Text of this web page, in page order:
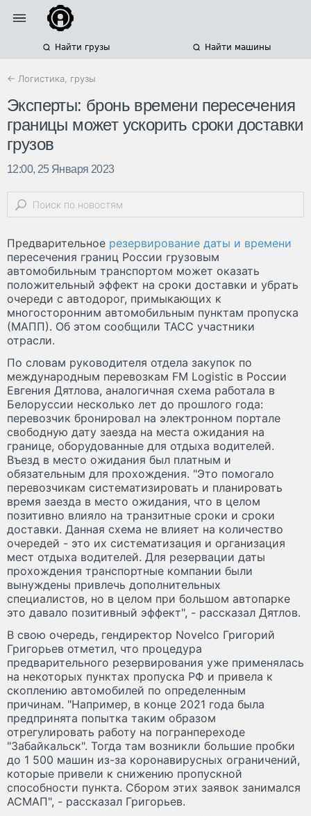
Найти грузы Найти машины
← Логистика, грузы
Эксперты: бронь времени пересечения
границы может ускорить сроки доставки
грузов
12:00, 25 Января 2023
Предварительное резервирование даты и времени
пересечения границ России грузовым
автомобильным транспортом может оказать
положительный эффект на сроки доставки и убрать
очереди с автодорог, примыкающих к
многосторонним автомобильным пунктам пропуска
(МАПП). Об этом сообщили ТАСС участники
отрасли.
По словам руководителя отдела закупок по
международным перевозкам FM Logistic в России
Евгения Дятлова, аналогичная схема работала в
Белоруссии несколько лет до прошлого года:
перевозчик бронировал на электронном портале
свободную дату заезда на места ожидания на
границе, оборудованные для отдыха водителей.
Въезд в место ожидания был платным и
обязательным для прохождения. "Это помогало
перевозчикам систематизировать и планировать
время заезда в место ожидания, что в целом
позитивно влияло на транзитные сроки и сроки
доставки. Данная схема не влияет на количество
очередей - это их систематизация и организация
мест отдыха водителей. Для резервации даты
прохождения транспортные компании были
вынуждены привлечь дополнительных
специалистов, но в целом при большом автопарке
это давало позитивный эффект", - рассказал Дятлов.
В свою очередь, гендиректор Novelco Григорий
Григорьев отметил, что процедура
предварительного резервирования уже применялась
на некоторых пунктах пропуска РФ и привела к
скоплению автомобилей по определенным
причинам. "Например, в конце 2021 года была
предпринята попытка таким образом
отрегулировать работу на погранпереходе
"Забайкальск". Тогда там возникли большие пробки
до 1 500 машин из-за коронавирусных ограничений,
которые привели к снижению пропускной
способности пункта. Сбором этих заявок занимался
АСМАП", - рассказал Григорьев.